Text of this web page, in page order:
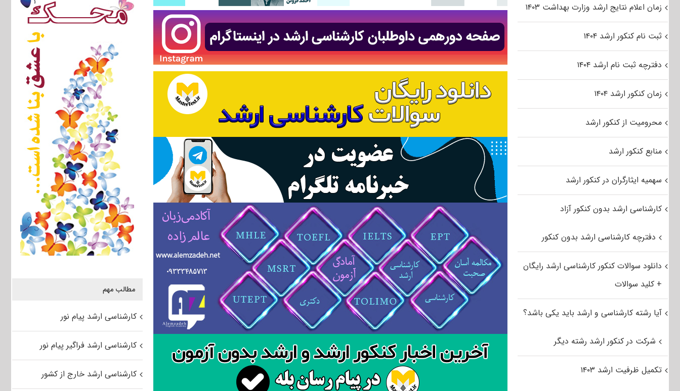
مطالب مهم
کارشناسی ارشد پیام نور
کارشناسی ارشد فراگیر پیام نور
کارشناسی ارشد خارج از کشور
زمان اعلام نتایج ارشد وزارت بهداشت ۱۴۰۳
ثبت نام کنکور ارشد ۱۴۰۴
دفترچه ثبت نام ارشد ۱۴۰۴
زمان کنکور ارشد ۱۴۰۴
محرومیت از کنکور ارشد
منابع کنکور ارشد
سهمیه ایثارگران در کنکور ارشد
کارشناسی ارشد بدون کنکور آزاد
دفترچه کارشناسی ارشد بدون کنکور
دانلود سوالات کنکور کارشناسی ارشد رایگان
+ کلید سوالات
آیا رشته کارشناسی و ارشد باید یکی باشد؟
شرکت در کنکور ارشد رشته دیگر
تکمیل ظرفیت ارشد ۱۴۰۳